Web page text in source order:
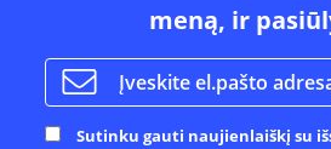
meną, ir
Sutinku gauti naujienlaiškį su